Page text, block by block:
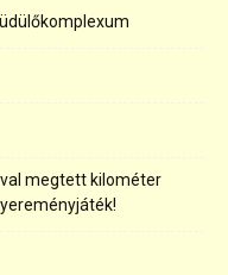
megtett kilométer